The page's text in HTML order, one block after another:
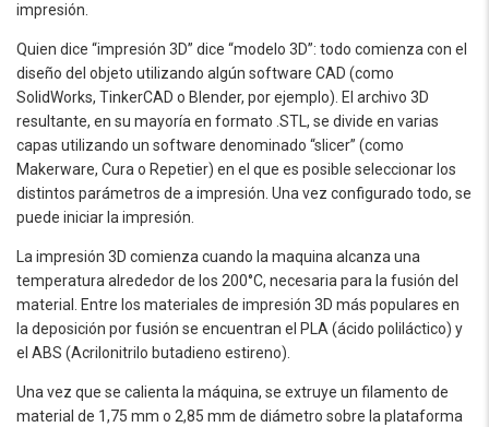
impresión.
Quien dice “impresión 3D” dice “modelo 3D”: todo comienza con el
diseño del objeto utilizando algún software CAD (como
SolidWorks, TinkerCAD o Blender, por ejemplo). El archivo 3D
resultante, en su mayoría en formato .STL, se divide en varias
capas utilizando un software denominado “slicer” (como
Makerware, Cura o Repetier) en el que es posible seleccionar los
distintos parámetros de a impresión. Una vez configurado todo, se
puede iniciar la impresión.
La impresión 3D comienza cuando la maquina alcanza una
temperatura alrededor de los 200°C, necesaria para la fusión del
material. Entre los materiales de impresión 3D más populares en
la deposición por fusión se encuentran el PLA (ácido poliláctico) y
el ABS (Acrilonitrilo butadieno estireno).
Una vez que se calienta la máquina, se extruye un filamento de
material de 1,75 mm o 2,85 mm de diámetro sobre la plataforma